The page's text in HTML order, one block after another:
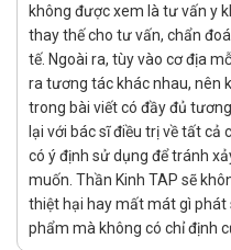
thay thế thuốc chữa bệnh.
Không dùng cho người
của sản phẩm.
Nhà sản xuất
Tên: TÂM BÌNH
Xuất xứ: Việt Nam
Số đăng ký
không được xem là tư vấn y
thay thế cho tư vấn, chẩn
tế. Ngoài ra, tùy vào cơ địa
ra tương tác khác nhau, nên
trong bài viết có đầy đủ
lại với bác sĩ điều trị về tất
có ý định sử dụng để tránh
muốn. Thần Kinh TAP sẽ
thiệt hại hay mất mát gì phát
phẩm mà không có chỉ định